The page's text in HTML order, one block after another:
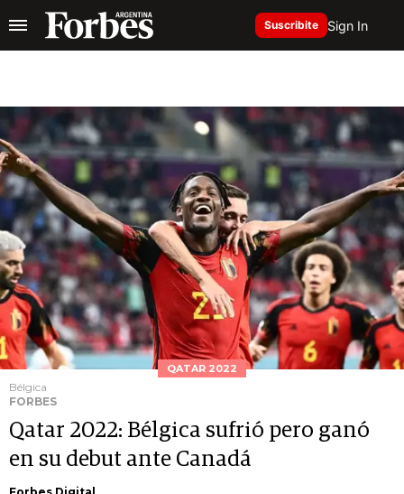
Suscribite Sign In
QATAR 2022
Bélgica
FORBES
Qatar 2022: Bélgica sufrió pero ganó
en su debut ante Canadá